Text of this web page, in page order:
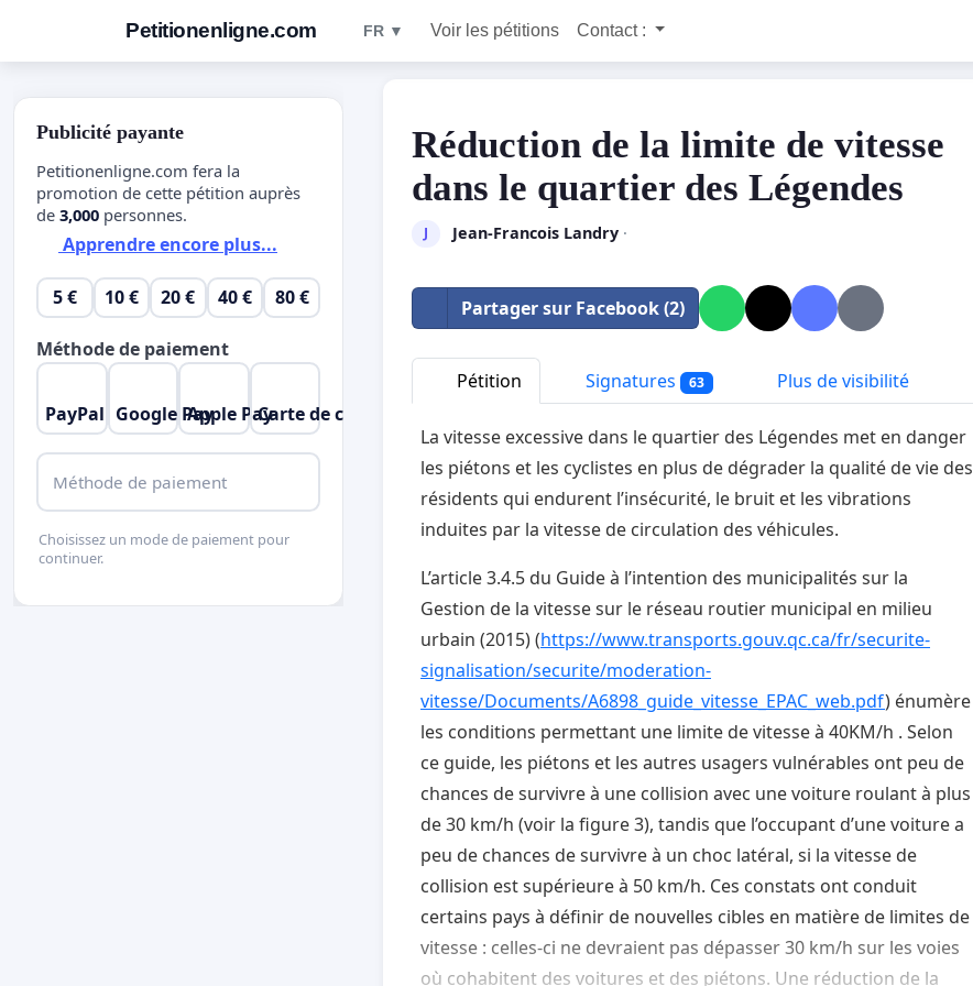
Petitionenligne.com FR ▼ Voir les pétitions Contact :
Réduction de la limite de vitesse
dans le quartier des Légendes
J Jean-Francois Landry·
Partager sur Facebook (2)
Pétition Signatures 63 Plus de visibilité
La vitesse excessive dans le quartier des Légendes met en danger
les piétons et les cyclistes en plus de dégrader la qualité de vie des
résidents qui endurent l’insécurité, le bruit et les vibrations
induites par la vitesse de circulation des véhicules.
L’article 3.4.5 du Guide à l’intention des municipalités sur la
Gestion de la vitesse sur le réseau routier municipal en milieu
urbain (2015) (https://www.transports.gouv.qc.ca/fr/securite-
signalisation/securite/moderation-
vitesse/Documents/A6898_guide_vitesse_EPAC_web.pdf) énumère
les conditions permettant une limite de vitesse à 40KM/h . Selon
ce guide, les piétons et les autres usagers vulnérables ont peu de
chances de survivre à une collision avec une voiture roulant à plus
de 30 km/h (voir la figure 3), tandis que l’occupant d’une voiture a
peu de chances de survivre à un choc latéral, si la vitesse de
collision est supérieure à 50 km/h. Ces constats ont conduit
certains pays à définir de nouvelles cibles en matière de limites de
vitesse : celles-ci ne devraient pas dépasser 30 km/h sur les voies
où cohabitent des voitures et des piétons. Une réduction de la
Publicité payante
Petitionenligne.com fera la
promotion de cette pétition auprès
de 3,000 personnes.
Apprendre encore plus...
5 € 10 € 20 € 40 € 80 €
Méthode de paiement
PayPal Google PayApple PayCarte de crédit
Méthode de paiement
Choisissez un mode de paiement pour
continuer.